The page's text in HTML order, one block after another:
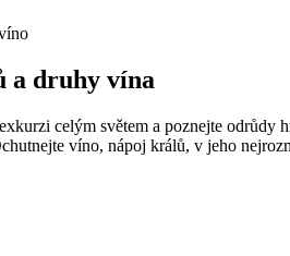
a druhy vína
celým světem a poznejte
víno, nápoj králů, v jeho